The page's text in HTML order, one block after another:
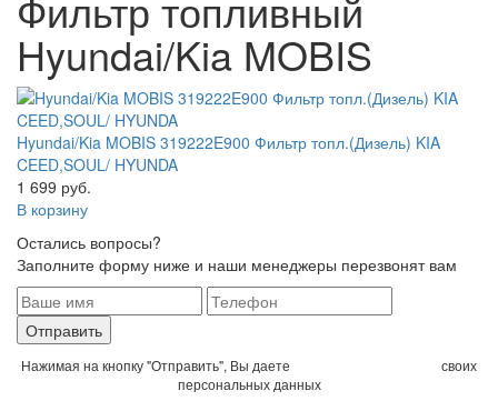
Hyundai/Kia MOBIS
Hyundai/Kia MOBIS 319222E900 Фильтр топл.(Дизель) KIA
CEED,SOUL/ HYUNDA
1 699 руб.
В корзину
Остались вопросы?
Заполните форму ниже и наши менеджеры перезвонят вам
Отправить
Нажимая на кнопку "Отправить", Вы даете
своих
персональных данных